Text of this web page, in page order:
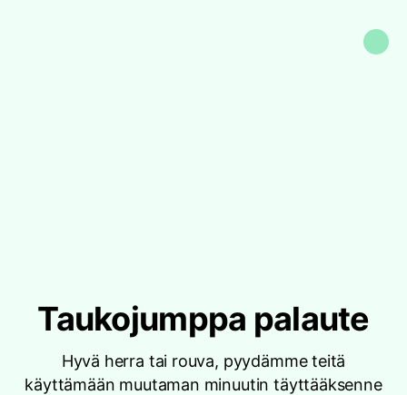
Taukojumppa palaute
Hyvä herra tai rouva, pyydämme teitä
käyttämään muutaman minuutin täyttääksenne